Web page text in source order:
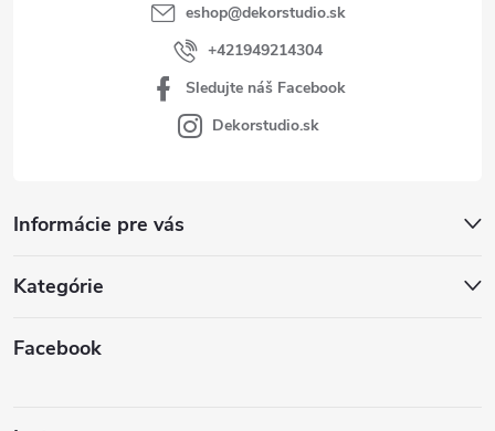
Informácie pre vás
Kategórie
Facebook
eshop@dekorstudio.sk
+421949214304
Sledujte náš Facebook
Dekorstudio.sk